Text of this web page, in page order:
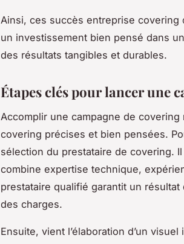
Ainsi, ces succès entreprise covering
un investissement bien pensé dans
des résultats tangibles et durables.
Étapes clés pour lancer une
Accomplir une campagne de
covering précises et bien pensées.
sélection du prestataire de covering.
combine expertise technique,
prestataire qualifié garantit un
des charges.
Ensuite, vient l’élaboration d’un